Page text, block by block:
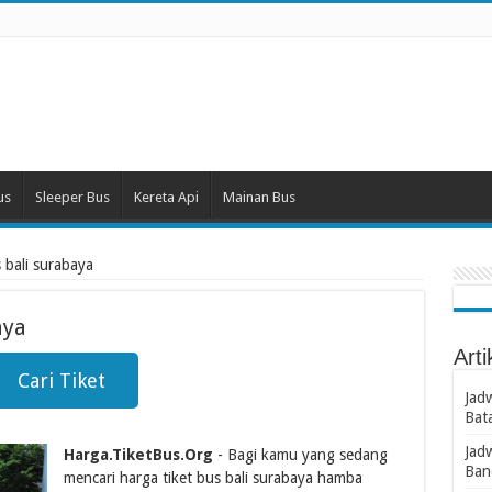
Sleeper Bus Kereta Api Mainan Bus
surabaya
Cari Tiket
Harga.TiketBus.Org - Bagi kamu yang sedang
mencari harga tiket bus bali surabaya hamba